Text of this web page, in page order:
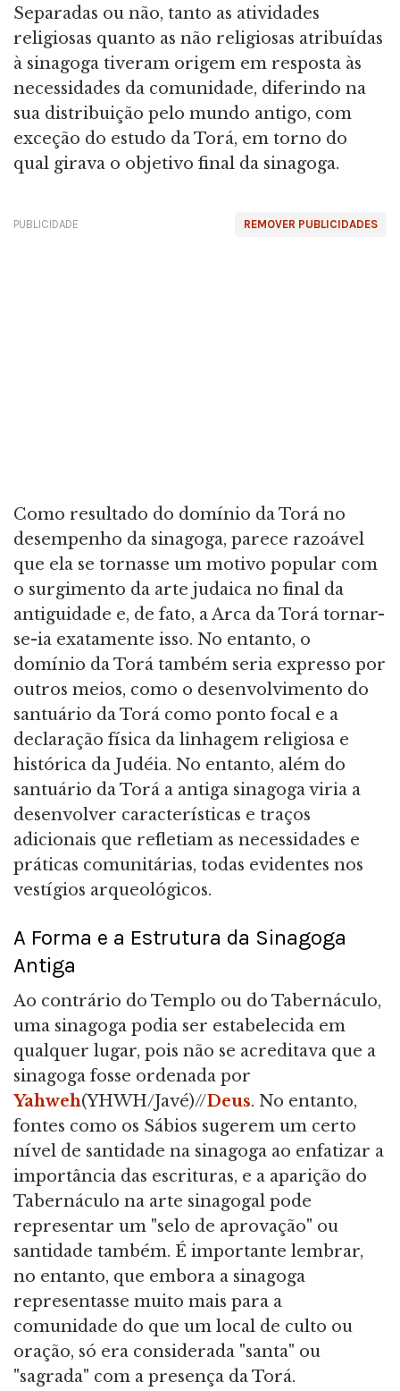
Separadas ou não, tanto as atividades
religiosas quanto as não religiosas atribuídas
à sinagoga tiveram origem em resposta às
necessidades da comunidade, diferindo na
sua distribuição pelo mundo antigo, com
exceção do estudo da Torá, em torno do
qual girava o objetivo final da sinagoga.
REMOVER PUBLICIDADES
PUBLICIDADE
Como resultado do domínio da Torá no
desempenho da sinagoga, parece razoável
que ela se tornasse um motivo popular com
o surgimento da arte judaica no final da
antiguidade e, de fato, a Arca da Torá tornar-
se-ia exatamente isso. No entanto, o
domínio da Torá também seria expresso por
outros meios, como o desenvolvimento do
santuário da Torá como ponto focal e a
declaração física da linhagem religiosa e
histórica da Judéia. No entanto, além do
santuário da Torá a antiga sinagoga viria a
desenvolver características e traços
adicionais que refletiam as necessidades e
práticas comunitárias, todas evidentes nos
vestígios arqueológicos.
A Forma e a Estrutura da Sinagoga
Antiga
Ao contrário do Templo ou do Tabernáculo,
uma sinagoga podia ser estabelecida em
qualquer lugar, pois não se acreditava que a
sinagoga fosse ordenada por
Yahweh(YHWH/Javé)//Deus. No entanto,
fontes como os Sábios sugerem um certo
nível de santidade na sinagoga ao enfatizar a
importância das escrituras, e a aparição do
Tabernáculo na arte sinagogal pode
representar um "selo de aprovação" ou
santidade também. É importante lembrar,
no entanto, que embora a sinagoga
representasse muito mais para a
comunidade do que um local de culto ou
oração, só era considerada "santa" ou
"sagrada" com a presença da Torá.